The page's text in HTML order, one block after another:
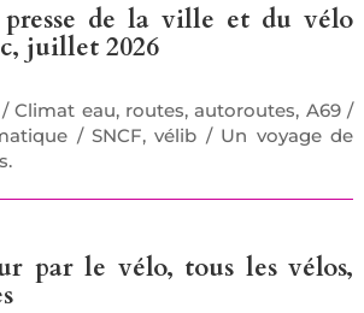
presse de la ville et du vélo
juillet 2026
Climat eau, routes, autoroutes, A69 /
/ SNCF, vélib / Un voyage de
par le vélo, tous les vélos,